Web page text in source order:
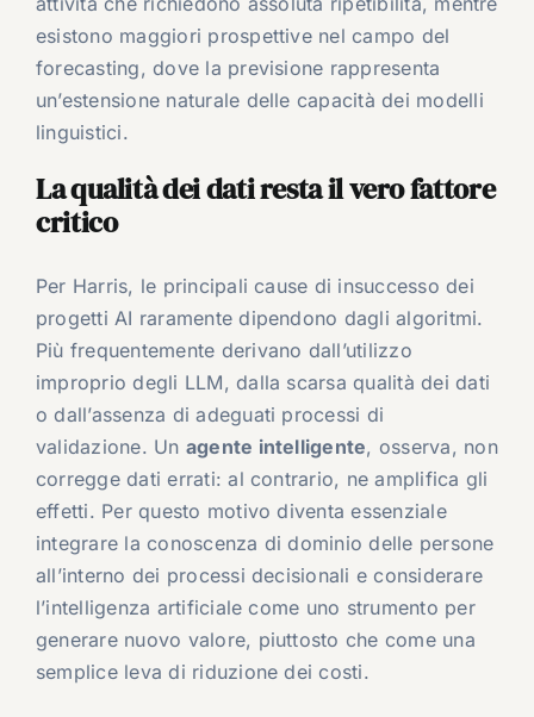
esistono maggiori prospettive nel campo del
forecasting, dove la previsione rappresenta
un’estensione naturale delle capacità dei modelli
linguistici.
La qualità dei dati resta il vero fattore
critico
Per Harris, le principali cause di insuccesso dei
progetti AI raramente dipendono dagli algoritmi.
Più frequentemente derivano dall’utilizzo
improprio degli LLM, dalla scarsa qualità dei dati
o dall’assenza di adeguati processi di
validazione. Un agente intelligente, osserva, non
corregge dati errati: al contrario, ne amplifica gli
effetti. Per questo motivo diventa essenziale
integrare la conoscenza di dominio delle persone
all’interno dei processi decisionali e considerare
l’intelligenza artificiale come uno strumento per
generare nuovo valore, piuttosto che come una
semplice leva di riduzione dei costi.